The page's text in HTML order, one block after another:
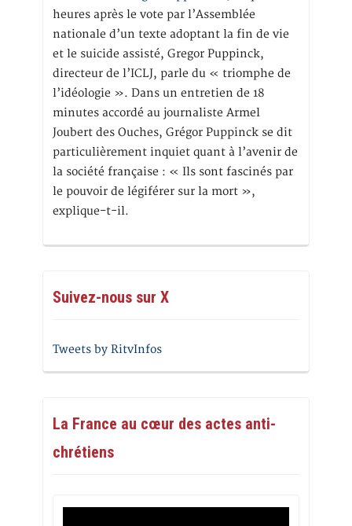
heures après le vote par l’Assemblée
nationale d’un texte adoptant la fin de vie
et le suicide assisté, Gregor Puppinck,
directeur de l’ICLJ, parle du « triomphe de
l’idéologie ». Dans un entretien de 18
minutes accordé au journaliste Armel
Joubert des Ouches, Grégor Puppinck se dit
particulièrement inquiet quant à l’avenir de
la société française : « Ils sont fascinés par
le pouvoir de légiférer sur la mort »,
explique-t-il.
Suivez-nous sur X
Tweets by RitvInfos
La France au cœur des actes anti-
chrétiens